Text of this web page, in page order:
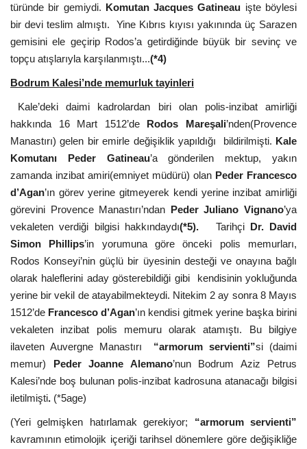
türünde bir gemiydi. Komutan Jacques Gatineau işte böylesi
bir devi teslim almıştı. Yine Kıbrıs kıyısı yakınında üç Sarazen
gemisini ele geçirip Rodos’a getirdiğinde büyük bir sevinç ve
topçu atışlarıyla karşılanmıştı...(*4)
Bodrum Kalesi’nde memurluk tayinleri
Kale’deki daimi kadrolardan biri olan polis-inzibat amirliği
hakkında 16 Mart 1512’de Rodos Mareşali’nden(Provence
Manastırı) gelen bir emirle değişiklik yapıldığı bildirilmişti. Kale
Komutanı Peder Gatineau’a gönderilen mektup, yakın
zamanda inzibat amiri(emniyet müdürü) olan Peder Francesco
d’Agan’ın görev yerine gitmeyerek kendi yerine inzibat amirliği
görevini Provence Manastırı’ndan Peder Juliano Vignano’ya
vekaleten verdiği bilgisi hakkındaydı(*5).Tarihçi Dr. David
Simon Phillips’in yorumuna göre önceki polis memurları,
Rodos Konseyi’nin güçlü bir üyesinin desteği ve onayına bağlı
olarak haleflerini aday gösterebildiği gibi kendisinin yokluğunda
yerine bir vekil de atayabilmekteydi. Nitekim 2 ay sonra 8 Mayıs
1512’de Francesco d’Agan’ın kendisi gitmek yerine başka birini
vekaleten inzibat polis memuru olarak atamıştı. Bu bilgiye
ilaveten Auvergne Manastırı “armorum servienti”si (daimi
memur) Peder Joanne Alemano’nun Bodrum Aziz Petrus
Kalesi’nde boş bulunan polis-inzibat kadrosuna atanacağı bilgisi
iletilmişti. (*5age)
(Yeri gelmişken hatırlamak gerekiyor; “armorum servienti”
kavramının etimolojik içeriği tarihsel dönemlere göre değişikliğe